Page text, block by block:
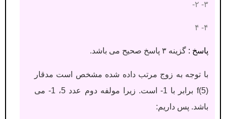
۳- ۲-
۴- ۴
پاسخ :گزینه ۳ پاسخ صحیح می باشد.
با توجه به زوج مرتب داده شده مشخص است مدقار
f(5) برابر با 1- است. زیرا مولفه دوم عدد 5، 1- می
باشد. پس داریم: